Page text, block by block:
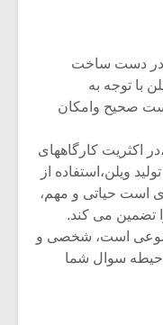
در دست ساخت
با توجه به
صحیح وامکان
اکثریت کارگاههای
ویلن،استفاده از
است حیاتی و مهم،
تضمین می کند.
است، شخصی و
سوال شما